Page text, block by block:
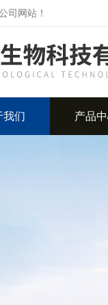
司网站！
我们 产品